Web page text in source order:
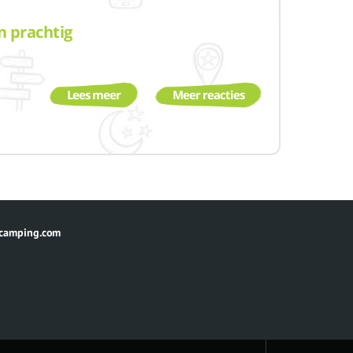
prachtig
Lees meer Meer reacties